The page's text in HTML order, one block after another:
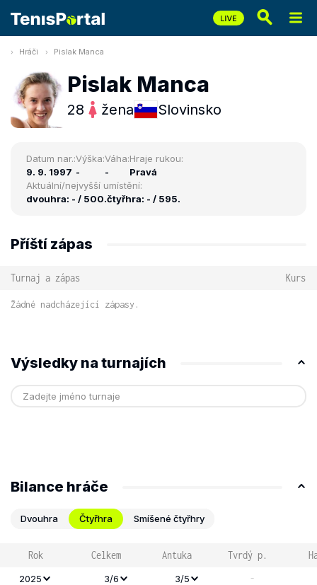
Hráči Pislak Manca
Pislak Manca
28 žena Slovinsko
Datum nar.:
9. 9. 1997
Výška:
-
Váha:
-
Hraje rukou:
Pravá
Aktuální/nejvyšší umístění:
dvouhra: - / 500.čtyřhra: - / 595.
Příští zápas
Turnaj a zápas Kurs
Žádné nadcházející zápasy.
Výsledky na turnajích
Bilance hráče
Dvouhra Čtyřhra Smíšené čtyřhry
Rok Celkem Antuka Tvrdý p.
2025 3/6 3/5 -